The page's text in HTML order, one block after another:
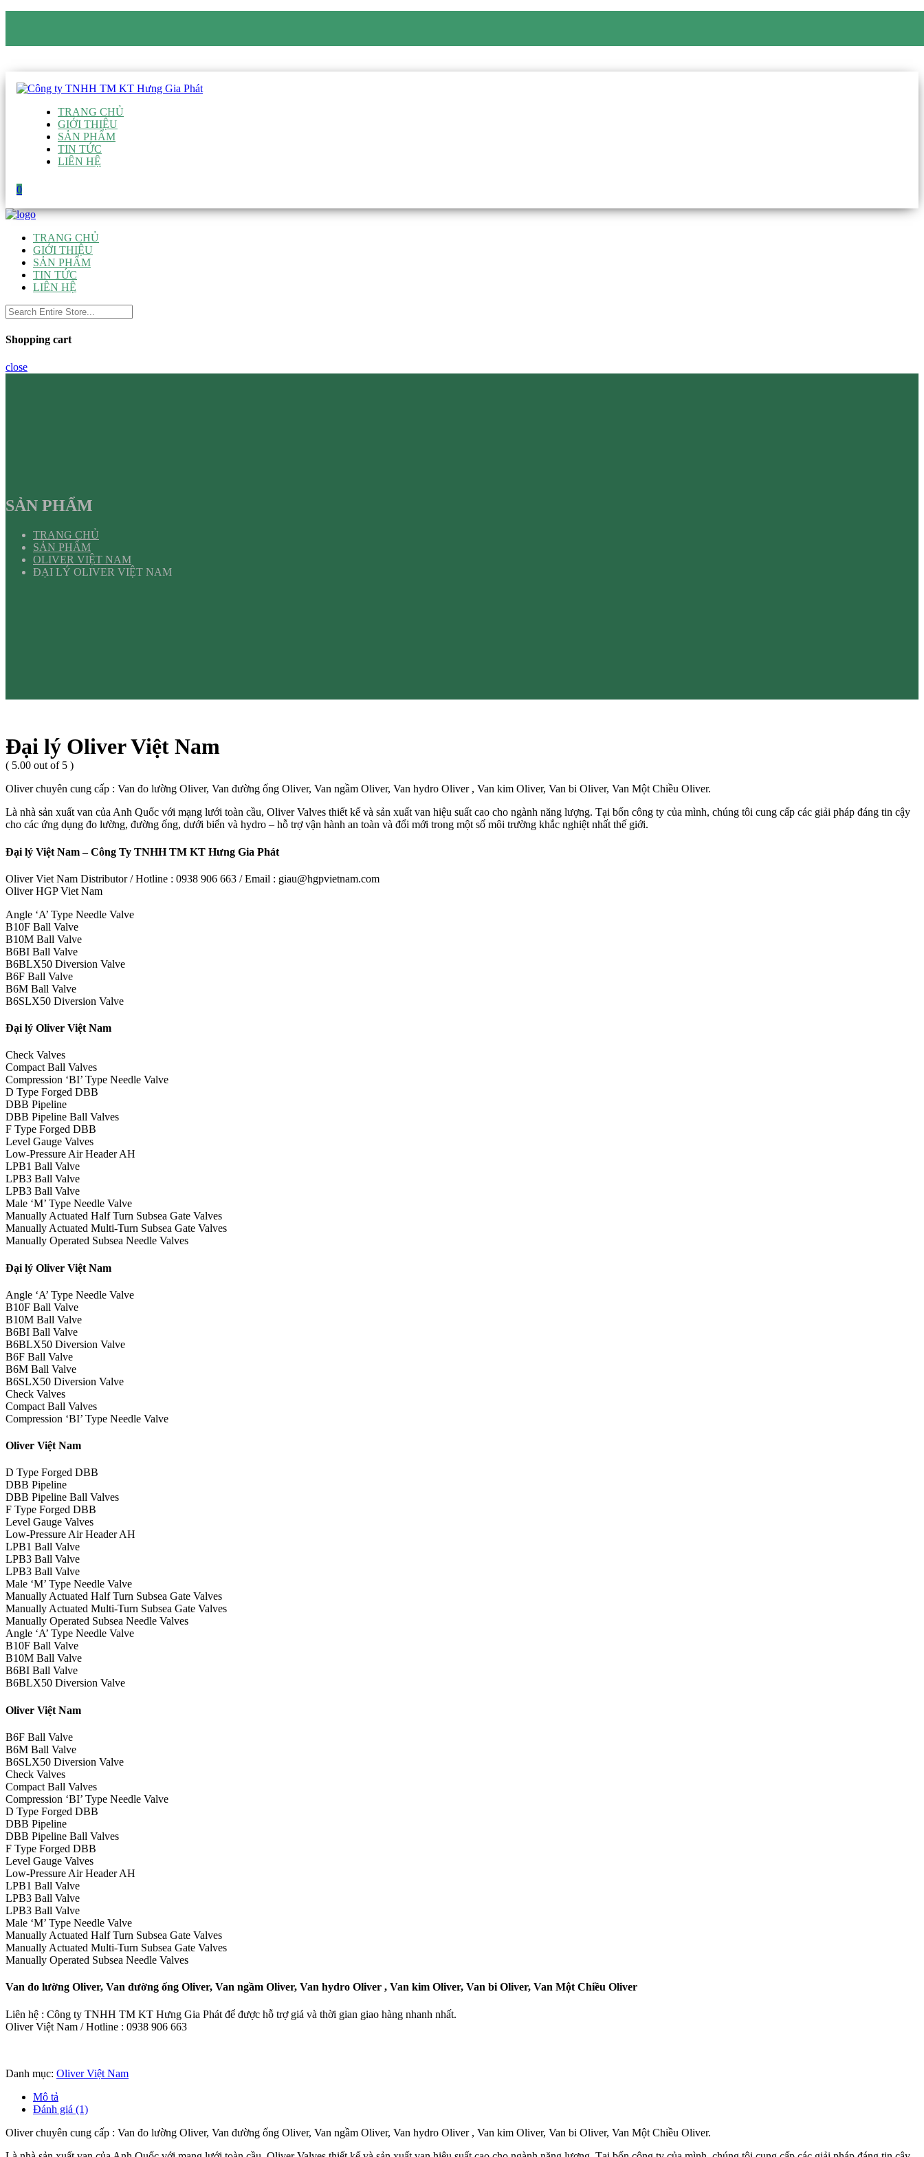
TRANG CHỦ
GIỚI THIỆU
SẢN PHẨM
TIN TỨC
LIÊN HỆ
0
TRANG CHỦ
GIỚI THIỆU
SẢN PHẨM
TIN TỨC
LIÊN HỆ
Shopping cart
close
SẢN PHẨM
TRANG CHỦ
SẢN PHẨM
OLIVER VIỆT NAM
ĐẠI LÝ OLIVER VIỆT NAM
Đại lý Oliver Việt Nam
( 5.00 out of 5 )
Oliver chuyên cung cấp : Van đo lường Oliver, Van đường ống Oliver, Van ngầm Oliver, Van hydro Oliver , Van kim Oliver, Van bi Oliver, Van Một Chiều Oliver.
Là nhà sản xuất van của Anh Quốc với mạng lưới toàn cầu, Oliver Valves thiết kế và sản xuất van hiệu suất cao cho ngành năng lượng. Tại bốn công ty của mình, chúng tôi cung cấp các giải pháp đáng tin cậy
cho các ứng dụng đo lường, đường ống, dưới biển và hydro – hỗ trợ vận hành an toàn và đổi mới trong một số môi trường khắc nghiệt nhất thế giới.
Đại lý Việt Nam – Công Ty TNHH TM KT Hưng Gia Phát
Oliver Viet Nam Distributor / Hotline : 0938 906 663 / Email : giau@hgpvietnam.com
Oliver HGP Viet Nam
Angle ‘A’ Type Needle Valve
B10F Ball Valve
B10M Ball Valve
B6BI Ball Valve
B6BLX50 Diversion Valve
B6F Ball Valve
B6M Ball Valve
B6SLX50 Diversion Valve
Đại lý Oliver Việt Nam
Check Valves
Compact Ball Valves
Compression ‘BI’ Type Needle Valve
D Type Forged DBB
DBB Pipeline
DBB Pipeline Ball Valves
F Type Forged DBB
Level Gauge Valves
Low-Pressure Air Header AH
LPB1 Ball Valve
LPB3 Ball Valve
LPB3 Ball Valve
Male ‘M’ Type Needle Valve
Manually Actuated Half Turn Subsea Gate Valves
Manually Actuated Multi-Turn Subsea Gate Valves
Manually Operated Subsea Needle Valves
Đại lý Oliver Việt Nam
Angle ‘A’ Type Needle Valve
B10F Ball Valve
B10M Ball Valve
B6BI Ball Valve
B6BLX50 Diversion Valve
B6F Ball Valve
B6M Ball Valve
B6SLX50 Diversion Valve
Check Valves
Compact Ball Valves
Compression ‘BI’ Type Needle Valve
Oliver Việt Nam
D Type Forged DBB
DBB Pipeline
DBB Pipeline Ball Valves
F Type Forged DBB
Level Gauge Valves
Low-Pressure Air Header AH
LPB1 Ball Valve
LPB3 Ball Valve
LPB3 Ball Valve
Male ‘M’ Type Needle Valve
Manually Actuated Half Turn Subsea Gate Valves
Manually Actuated Multi-Turn Subsea Gate Valves
Manually Operated Subsea Needle Valves
Angle ‘A’ Type Needle Valve
B10F Ball Valve
B10M Ball Valve
B6BI Ball Valve
B6BLX50 Diversion Valve
Oliver Việt Nam
B6F Ball Valve
B6M Ball Valve
B6SLX50 Diversion Valve
Check Valves
Compact Ball Valves
Compression ‘BI’ Type Needle Valve
D Type Forged DBB
DBB Pipeline
DBB Pipeline Ball Valves
F Type Forged DBB
Level Gauge Valves
Low-Pressure Air Header AH
LPB1 Ball Valve
LPB3 Ball Valve
LPB3 Ball Valve
Male ‘M’ Type Needle Valve
Manually Actuated Half Turn Subsea Gate Valves
Manually Actuated Multi-Turn Subsea Gate Valves
Manually Operated Subsea Needle Valves
Van đo lường Oliver, Van đường ống Oliver, Van ngầm Oliver, Van hydro Oliver , Van kim Oliver, Van bi Oliver, Van Một Chiều Oliver
Liên hệ : Công ty TNHH TM KT Hưng Gia Phát để được hỗ trợ giá và thời gian giao hàng nhanh nhất.
Oliver Việt Nam / Hotline : 0938 906 663
Danh mục: Oliver Việt Nam
Mô tả
Đánh giá (1)
Oliver chuyên cung cấp : Van đo lường Oliver, Van đường ống Oliver, Van ngầm Oliver, Van hydro Oliver , Van kim Oliver, Van bi Oliver, Van Một Chiều Oliver.